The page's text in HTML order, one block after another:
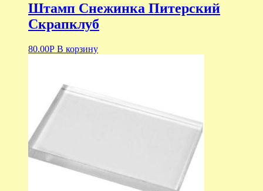
Штамп Снежинка Питерский
Скрапклуб
80.00Р В корзину